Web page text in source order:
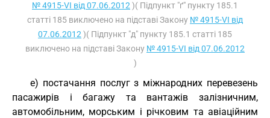
№ 4915-VI від 07.06.2012 )( Підпункт "ґ" пункту 185.1
статті 185 виключено на підставі Закону № 4915-VI від
07.06.2012 )( Підпункт "д" пункту 185.1 статті 185
виключено на підставі Закону № 4915-VI від 07.06.2012
)
е) постачання послуг з міжнародних перевезень
пасажирів і багажу та вантажів залізничним,
автомобільним, морським і річковим та авіаційним